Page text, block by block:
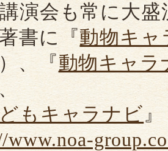
演会も常に大盛
書に『動物キャ
、『動物キャラ
もキャラナビ
www.noa-